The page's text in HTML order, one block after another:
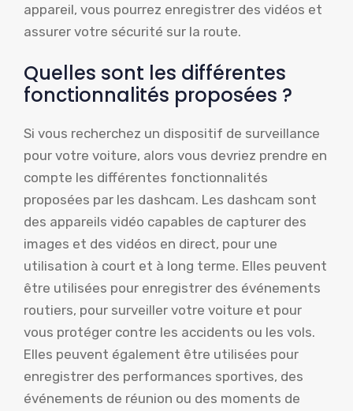
appareil, vous pourrez enregistrer des vidéos et
assurer votre sécurité sur la route.
Quelles sont les différentes
fonctionnalités proposées ?
Si vous recherchez un dispositif de surveillance
pour votre voiture, alors vous devriez prendre en
compte les différentes fonctionnalités
proposées par les dashcam. Les dashcam sont
des appareils vidéo capables de capturer des
images et des vidéos en direct, pour une
utilisation à court et à long terme. Elles peuvent
être utilisées pour enregistrer des événements
routiers, pour surveiller votre voiture et pour
vous protéger contre les accidents ou les vols.
Elles peuvent également être utilisées pour
enregistrer des performances sportives, des
événements de réunion ou des moments de